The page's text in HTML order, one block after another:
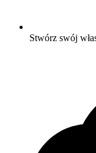
Stwórz swój